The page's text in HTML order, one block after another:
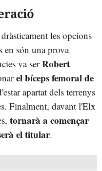
les opcions
en són una prova
va serRobert
el bíceps femoral de
apartat dels terrenys
Finalment, davant l'Elx
tornarà a començar
el titular.